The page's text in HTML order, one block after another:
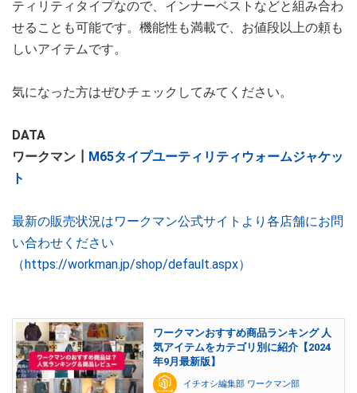
ティリティタイプなので、インナーベストなどと組み合わ
せることも可能です。機能性も満載で、お値段以上の頼も
しいアイテムです。
気になった方はぜひチェックしてみてください。
DATA
ワークマン┃ M65タイプユーティリティウォームジャケッ
ト
最新の販売状況はワークマン公式サイトより各店舗にお問
い合わせください
（https://workman.jp/shop/default.aspx）
ワークマンおすすめ商品ランキング 人
気アイテムをカテゴリ別に紹介【2024
年9月最新版】
イチオシ編集部 ワークマン部